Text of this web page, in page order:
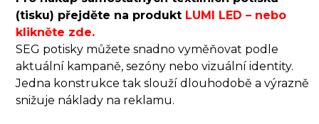
(tisku) přejděte na produkt LUMI LED – nebo
klikněte zde.
SEG potisky můžete snadno vyměňovat podle
aktuální kampaně, sezóny nebo vizuální identity.
Jedna konstrukce tak slouží dlouhodobě a výrazně
snižuje náklady na reklamu.